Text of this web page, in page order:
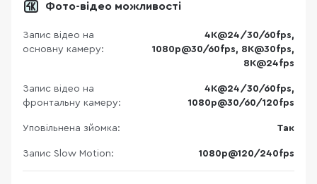
Фото-відео можливості
Запис відео на
основну камеру:
4K@24/30/60fps,
1080p@30/60fps, 8K@30fps,
8K@24fps
Запис відео на
фронтальну камеру:
4K@24/30/60fps,
1080p@30/60/120fps
Уповільнена зйомка: Так
Запис Slow Motion: 1080p@120/240fps